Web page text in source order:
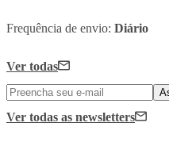
Frequência de envio: Diário
Ver todas
Ver todas as newsletters